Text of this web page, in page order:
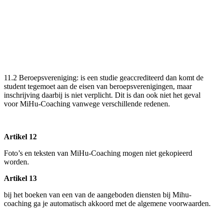
11.2 Beroepsvereniging: is een studie geaccrediteerd dan komt de
student tegemoet aan de eisen van beroepsverenigingen, maar
inschrijving daarbij is niet verplicht. Dit is dan ook niet het geval
voor MiHu-Coaching vanwege verschillende redenen.
Artikel 12
Foto’s en teksten van MiHu-Coaching mogen niet gekopieerd
worden.
Artikel 13
bij het boeken van een van de aangeboden diensten bij Mihu-
coaching ga je automatisch akkoord met de algemene voorwaarden.